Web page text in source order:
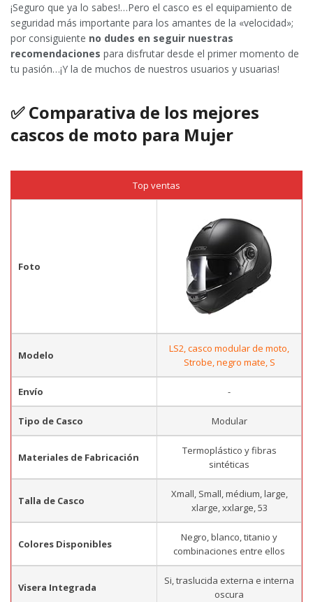
¡Seguro que ya lo sabes!…Pero el casco es el equipamiento de
seguridad más importante para los amantes de la «velocidad»;
por consiguiente no dudes en seguir nuestras
recomendaciones para disfrutar desde el primer momento de
tu pasión…¡Y la de muchos de nuestros usuarios y usuarias!
✅ Comparativa de los mejores
cascos de moto para Mujer
Top ventas
Foto
Modelo
LS2, casco modular de moto,
Strobe, negro mate, S
Envío -
Tipo de Casco Modular
Materiales de Fabricación
Termoplástico y fibras
sintéticas
Talla de Casco
Xmall, Small, médium, large,
xlarge, xxlarge, 53
Colores Disponibles
Negro, blanco, titanio y
combinaciones entre ellos
Visera Integrada
Si, traslucida externa e interna
oscura